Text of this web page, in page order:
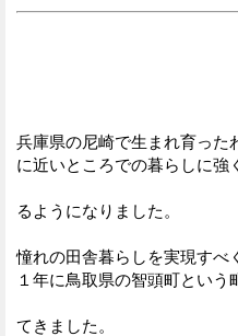
兵庫県の尼崎で生まれ育った
に近いところでの暮らしに強
るようになりました。
憧れの田舎暮らしを実現すべ
１年に鳥取県の智頭町という
てきました。